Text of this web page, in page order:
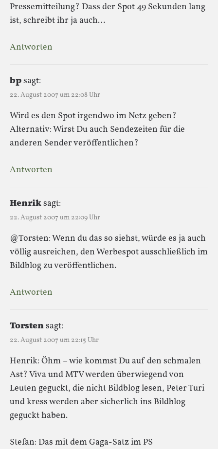
Pressemitteilung? Dass der Spot 49 Sekunden lang
ist, schreibt ihr ja auch…
Antworten
bpsagt:
22. August 2007 um 22:08 Uhr
Wird es den Spot irgendwo im Netz geben?
Alternativ: Wirst Du auch Sendezeiten für die
anderen Sender veröffentlichen?
Antworten
Henriksagt:
22. August 2007 um 22:09 Uhr
@Torsten: Wenn du das so siehst, würde es ja auch
völlig ausreichen, den Werbespot ausschließlich im
Bildblog zu veröffentlichen.
Antworten
Torstensagt:
22. August 2007 um 22:15 Uhr
Henrik: Öhm – wie kommst Du auf den schmalen
Ast? Viva und MTV werden überwiegend von
Leuten geguckt, die nicht Bildblog lesen, Peter Turi
und kress werden aber sicherlich ins Bildblog
geguckt haben.
Stefan: Das mit dem Gaga-Satz im PS